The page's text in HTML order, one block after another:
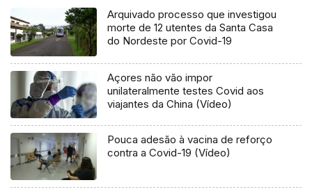
Arquivado processo que investigou
morte de 12 utentes da Santa Casa
do Nordeste por Covid-19
Açores não vão impor
unilateralmente testes Covid aos
viajantes da China (Vídeo)
Pouca adesão à vacina de reforço
contra a Covid-19 (Vídeo)